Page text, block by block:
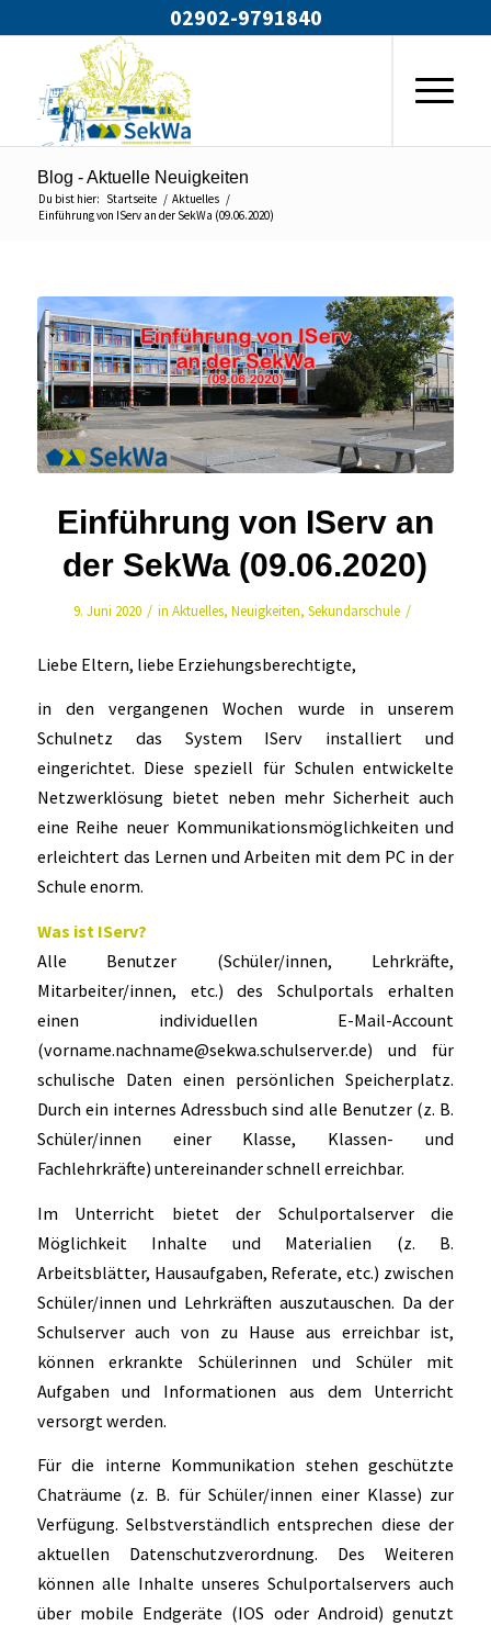
02902-9791840
Blog - Aktuelle Neuigkeiten
Du bist hier: Startseite / Aktuelles /
Einführung von IServ an der SekWa (09.06.2020)
Einführung von IServ an
der SekWa (09.06.2020)
9. Juni 2020 / inAktuelles,Neuigkeiten,Sekundarschule /
Liebe Eltern, liebe Erziehungsberechtigte,
in den vergangenen Wochen wurde in unserem
Schulnetz das System IServ installiert und
eingerichtet. Diese speziell für Schulen entwickelte
Netzwerklösung bietet neben mehr Sicherheit auch
eine Reihe neuer Kommunikationsmöglichkeiten und
erleichtert das Lernen und Arbeiten mit dem PC in der
Schule enorm.
Was ist IServ?
Alle Benutzer (Schüler/innen, Lehrkräfte,
Mitarbeiter/innen, etc.) des Schulportals erhalten
einen individuellen E-Mail-Account
(vorname.nachname@sekwa.schulserver.de) und für
schulische Daten einen persönlichen Speicherplatz.
Durch ein internes Adressbuch sind alle Benutzer (z. B.
Schüler/innen einer Klasse, Klassen- und
Fachlehrkräfte) untereinander schnell erreichbar.
Im Unterricht bietet der Schulportalserver die
Möglichkeit Inhalte und Materialien (z. B.
Arbeitsblätter, Hausaufgaben, Referate, etc.) zwischen
Schüler/innen und Lehrkräften auszutauschen. Da der
Schulserver auch von zu Hause aus erreichbar ist,
können erkrankte Schülerinnen und Schüler mit
Aufgaben und Informationen aus dem Unterricht
versorgt werden.
Für die interne Kommunikation stehen geschützte
Chaträume (z. B. für Schüler/innen einer Klasse) zur
Verfügung. Selbstverständlich entsprechen diese der
aktuellen Datenschutzverordnung. Des Weiteren
können alle Inhalte unseres Schulportalservers auch
über mobile Endgeräte (IOS oder Android) genutzt